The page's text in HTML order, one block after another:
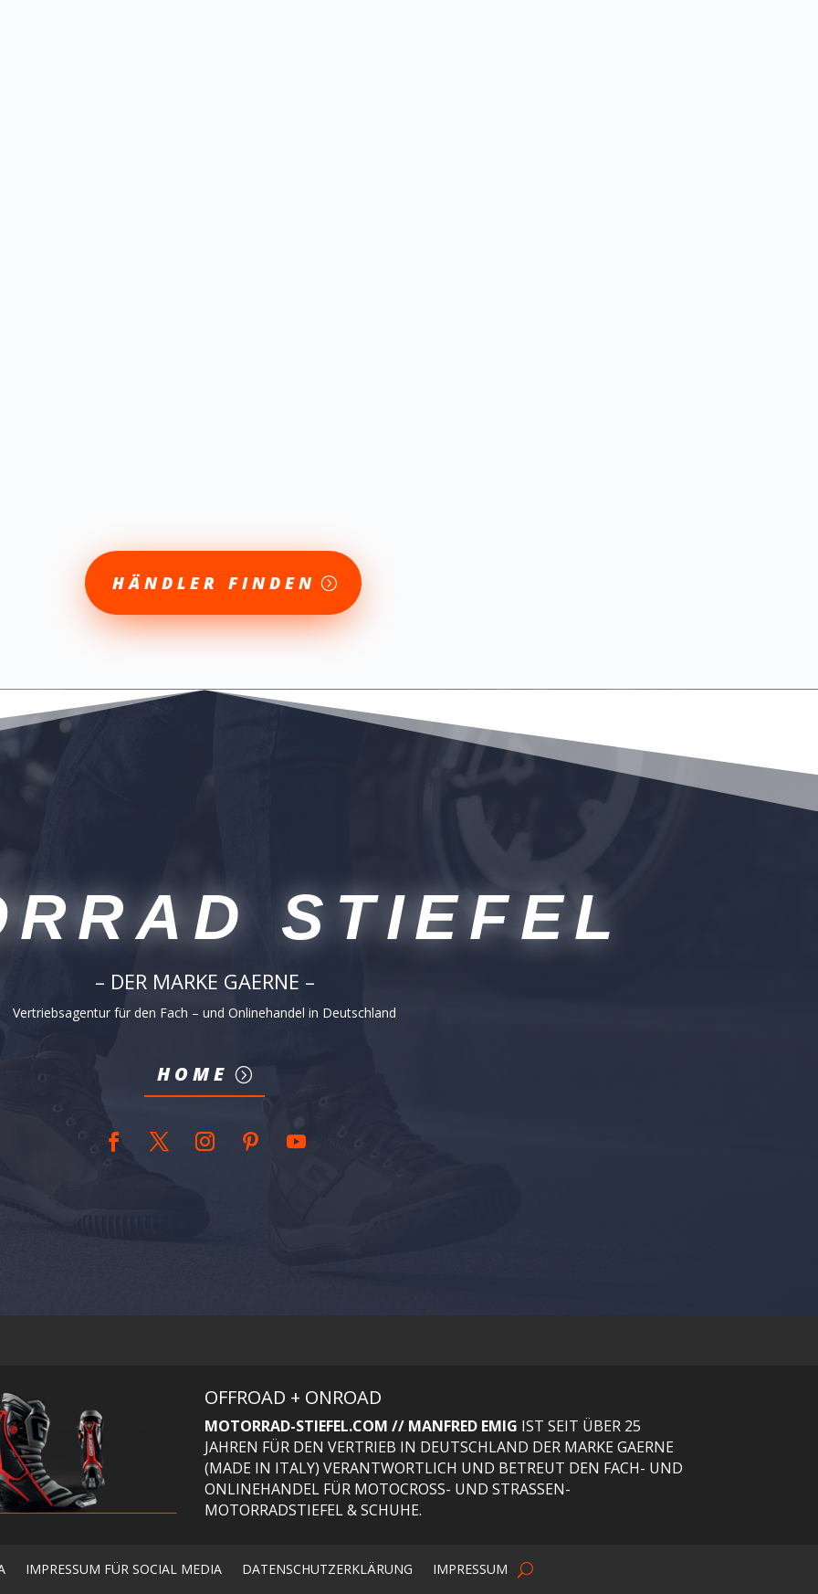
HÄNDLER FINDEN
STIEFEL
– DER MARKE GAERNE –
Vertriebsagentur für den Fach – und Onlinehandel in Deutschland
HOME
OFFROAD + ONROAD
MOTORRAD-STIEFEL.COM // MANFRED EMIG IST SEIT ÜBER 25
JAHREN FÜR DEN VERTRIEB IN DEUTSCHLAND DER MARKE GAERNE
(MADE IN ITALY) VERANTWORTLICH UND BETREUT DEN FACH- UND
ONLINEHANDEL FÜR MOTOCROSS- UND STRASSEN-
MOTORRADSTIEFEL & SCHUHE.
IMPRESSUM FÜR SOCIAL MEDIA DATENSCHUTZERKLÄRUNG IMPRESSUM